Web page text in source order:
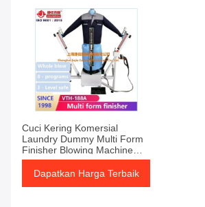
Cuci Kering Komersial
Laundry Dummy Multi Form
Finisher Blowing Machine
Untuk Jaket Besi
Dapatkan Harga Terbaik